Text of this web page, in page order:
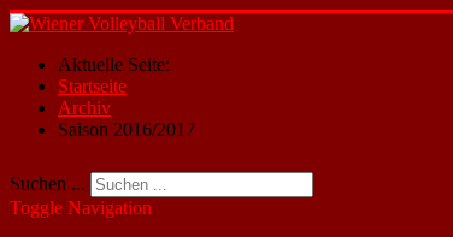
Aktuelle Seite:
Startseite
Archiv
Saison 2016/2017
Suchen ...
Toggle Navigation